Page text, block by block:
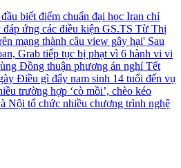
biết điểm chuẩn đại học Iran chỉ
ứng các điều kiện GS.TS Từ Thị
mạng thành câu view gây hại' Sau
Grab tiếp tục bị phạt vì 6 hành vi vi
Đồng thuận phương án nghỉ Tết
Điều gì đẩy nam sinh 14 tuổi đến vụ
trường hợp ‘cò mồi’, chèo kéo
Nội tổ chức nhiều chương trình nghệ